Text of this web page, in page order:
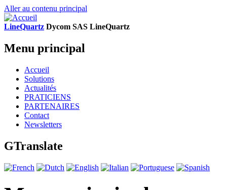
Aller au contenu principal
LineQuartz Dycom SAS LineQuartz
Menu principal
Accueil
Solutions
Actualités
PRATICIENS
PARTENAIRES
Contact
Newsletters
GTranslate